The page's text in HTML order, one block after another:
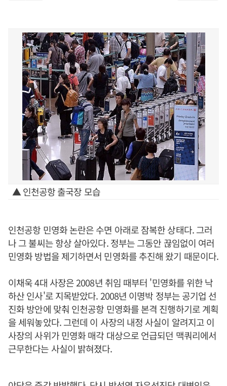
▲ 인천공항 출국장 모습
인천공항 민영화 논란은 수면 아래로 잠복한 상태다. 그러
나 그 불씨는 항상 살아있다. 정부는 그동안 끊임없이 여러
민영화 방법을 제기하면서 민영화를 추진해 왔기 때문이다.
이채욱 4대 사장은 2008년 취임 때부터 '민영화를 위한 낙
하산 인사'로 지목받았다. 2008년 이명박 정부는 공기업 선
진화 방안에 맞춰 인천공항 민영화를 본격 진행하기로 계획
을 세워놓았다. 그런데 이 사장의 내정 사실이 알려지고 이
사장의 사위가 민영화 매각 대상으로 언급되던 맥쿼리에서
근무한다는 사실이 밝혀졌다.